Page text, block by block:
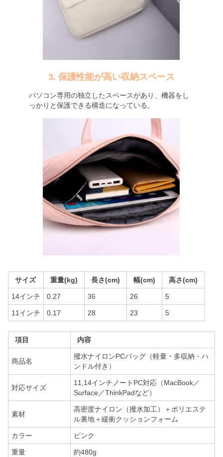
3. 保護性能が高い収納スペース
パソコン専用の独立したスペースがあり、機器をし
っかりと保護できる構造になっている。
サイズ 重量(kg) 長さ(cm) 幅(cm) 高さ(cm)
14インチ 0.27 36 26 5
11インチ 0.17 28 23 5
項目 内容
商品名
撥水ナイロンPCバッグ（軽量・多収納・ハ
ンドル付き）
対応サイズ
11,14インチノートPC対応（MacBook／
Surface／ThinkPadなど）
素材
高密度ナイロン（撥水加工）＋ポリエステ
ル裏地＋緩衝クッションフォーム
カラー ピンク
重量 約480g